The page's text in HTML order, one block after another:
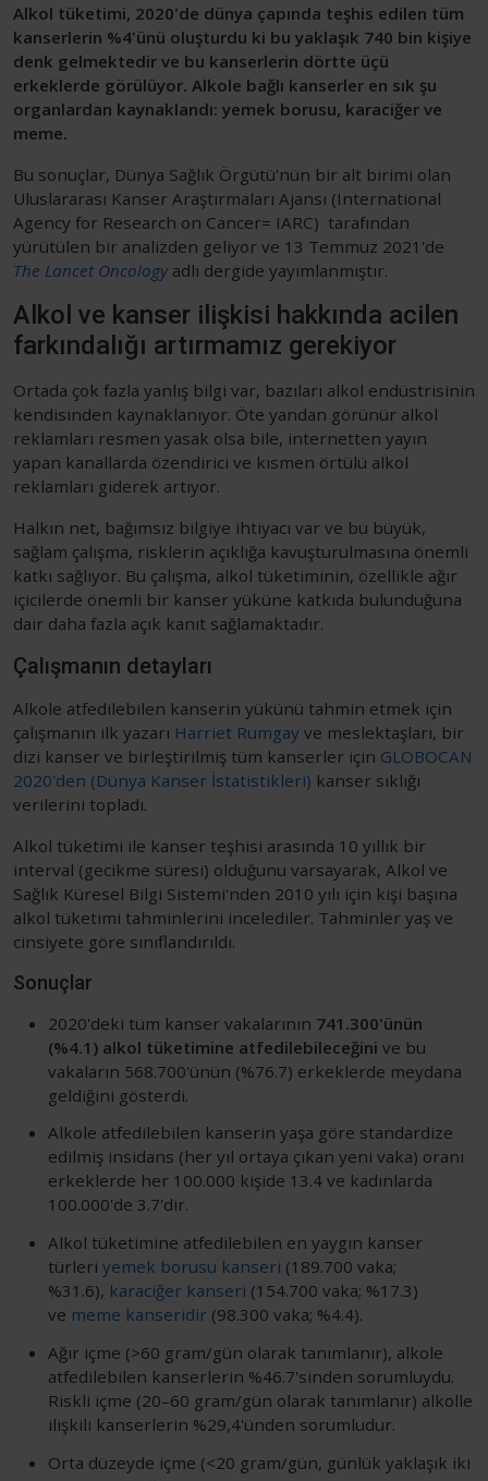
Alkol tüketimi, 2020'de dünya çapında teşhis edilen tüm
kanserlerin %4'ünü oluşturdu ki bu yaklaşık 740 bin kişiye
denk gelmektedir ve bu kanserlerin dörtte üçü
erkeklerde görülüyor. Alkole bağlı kanserler en sık şu
organlardan kaynaklandı: yemek borusu, karaciğer ve
meme.
Bu sonuçlar, Dünya Sağlık Örgütü'nün bir alt birimi olan
Uluslararası Kanser Araştırmaları Ajansı (International
Agency for Research on Cancer= IARC) tarafından
yürütülen bir analizden geliyor ve 13 Temmuz 2021'de
The Lancet Oncologyadlı dergide yayımlanmıştır.
Alkol ve kanser ilişkisi hakkında acilen
farkındalığı artırmamız gerekiyor
Ortada çok fazla yanlış bilgi var, bazıları alkol endüstrisinin
kendisinden kaynaklanıyor. Öte yandan görünür alkol
reklamları resmen yasak olsa bile, internetten yayın
yapan kanallarda özendirici ve kısmen örtülü alkol
reklamları giderek artıyor.
Halkın net, bağımsız bilgiye ihtiyacı var ve bu büyük,
sağlam çalışma, risklerin açıklığa kavuşturulmasına önemli
katkı sağlıyor. Bu çalışma, alkol tüketiminin, özellikle ağır
içicilerde önemli bir kanser yüküne katkıda bulunduğuna
dair daha fazla açık kanıt sağlamaktadır.
Çalışmanın detayları
Alkole atfedilebilen kanserin yükünü tahmin etmek için
çalışmanın ilk yazarı Harriet Rumgay ve meslektaşları, bir
dizi kanser ve birleştirilmiş tüm kanserler için GLOBOCAN
2020'den (Dünya Kanser İstatistikleri) kanser sıklığı
verilerini topladı.
Alkol tüketimi ile kanser teşhisi arasında 10 yıllık bir
interval (gecikme süresi) olduğunu varsayarak, Alkol ve
Sağlık Küresel Bilgi Sistemi'nden 2010 yılı için kişi başına
alkol tüketimi tahminlerini incelediler. Tahminler yaş ve
cinsiyete göre sınıflandırıldı.
Sonuçlar
2020'deki tüm kanser vakalarının 741.300'ünün
(%4.1) alkol tüketimine atfedilebileceğini ve bu
vakaların 568.700'ünün (%76.7) erkeklerde meydana
geldiğini gösterdi.
Alkole atfedilebilen kanserin yaşa göre standardize
edilmiş insidans (her yıl ortaya çıkan yeni vaka) oranı
erkeklerde her 100.000 kişide 13.4 ve kadınlarda
100.000'de 3.7'dir.
Alkol tüketimine atfedilebilen en yaygın kanser
türleri yemek borusu kanseri (189.700 vaka;
%31.6), karaciğer kanseri (154.700 vaka; %17.3)
ve meme kanseridir (98.300 vaka; %4.4).
Ağır içme (>60 gram/gün olarak tanımlanır), alkole
atfedilebilen kanserlerin %46.7'sinden sorumluydu.
Riskli içme (20–60 gram/gün olarak tanımlanır) alkolle
ilişkili kanserlerin %29,4'ünden sorumludur.
Orta düzeyde içme (<20 gram/gün, günlük yaklaşık iki